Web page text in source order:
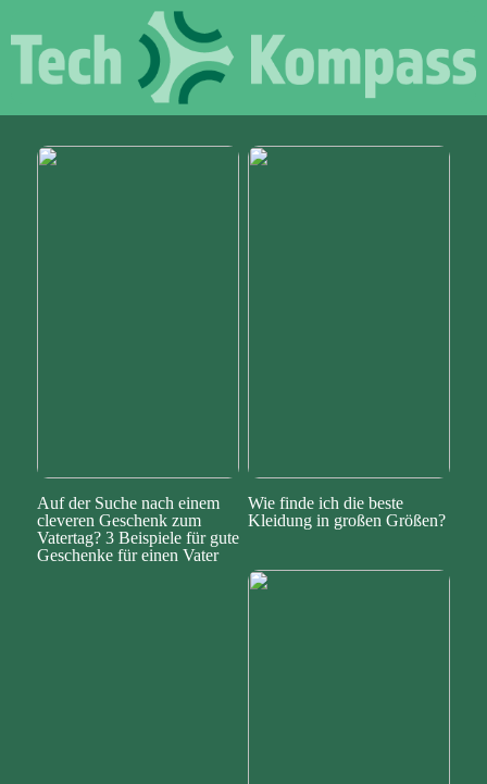
Auf der Suche nach einem
cleveren Geschenk zum
Vatertag? 3 Beispiele für gute
Geschenke für einen Vater
Wie finde ich die beste
Kleidung in großen Größen?